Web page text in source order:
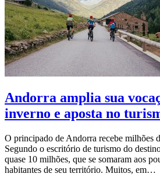
Andorra amplia sua
inverno e aposta no
O principado de Andorra recebe milhões
Segundo o escritório de turismo do
quase 10 milhões, que se somaram aos
habitantes de seu território. Muitos, em…